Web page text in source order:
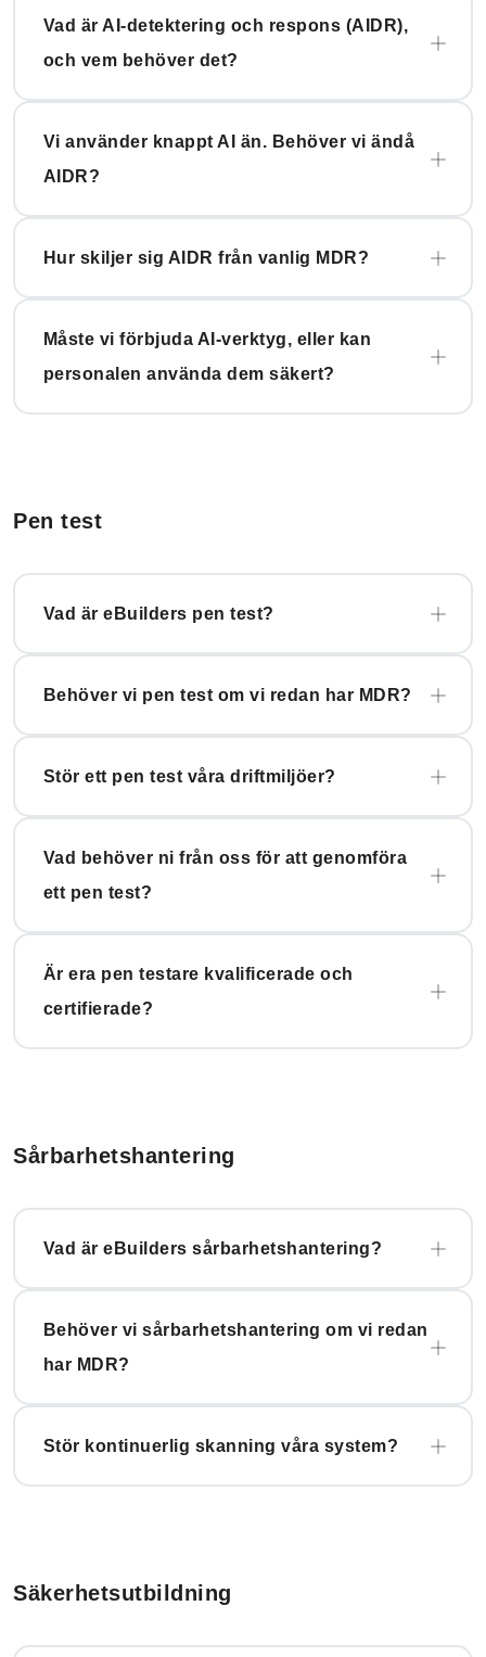
Vad är AI-detektering och respons (AIDR),
och vem behöver det?
Vi använder knappt AI än. Behöver vi ändå
AIDR?
Hur skiljer sig AIDR från vanlig MDR?
Måste vi förbjuda AI-verktyg, eller kan
personalen använda dem säkert?
Pen test
Vad är eBuilders pen test?
Behöver vi pen test om vi redan har MDR?
Stör ett pen test våra driftmiljöer?
Vad behöver ni från oss för att genomföra
ett pen test?
Är era pen testare kvalificerade och
certifierade?
Sårbarhetshantering
Vad är eBuilders sårbarhetshantering?
Behöver vi sårbarhetshantering om vi redan
har MDR?
Stör kontinuerlig skanning våra system?
Säkerhetsutbildning